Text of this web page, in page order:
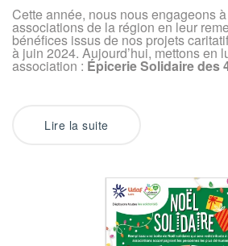
Cette année, nous nous engageons
associations de la région en leur
bénéfices issus de nos projets
à juin 2024. Aujourd’hui, mettons en
association : Épicerie Solidaire des
Lire la suite